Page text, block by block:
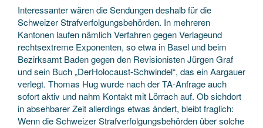
Interessanter wären die Sendungen deshalb für die
Schweizer Strafverfolgungsbehörden. In mehreren
Kantonen laufen nämlich Verfahren gegen Verlageund
rechtsextreme Exponenten, so etwa in Basel und beim
Bezirksamt Baden gegen den Revisionisten Jürgen Graf
und sein Buch „DerHolocaust-Schwindel“, das ein Aargauer
verlegt. Thomas Hug wurde nach der TA-Anfrage auch
sofort aktiv und nahm Kontakt mit Lörrach auf. Ob sichdort
in absehbarer Zeit allerdings etwas ändert, bleibt fraglich:
Wenn die Schweizer Strafverfolgungsbehörden über solche